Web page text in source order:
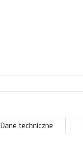
Dane techniczne